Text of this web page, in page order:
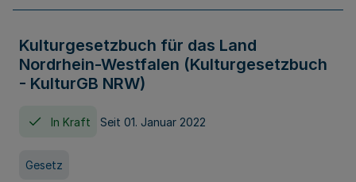
Kulturgesetzbuch für das Land
Nordrhein-Westfalen (Kulturgesetzbuch
- KulturGB NRW)
In Kraft Seit 01. Januar 2022
Gesetz